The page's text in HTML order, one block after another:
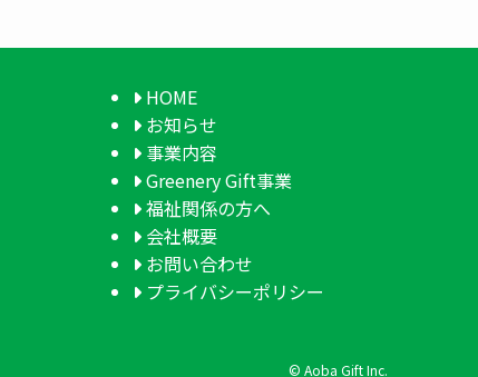
HOME
お知らせ
事業内容
Greenery Gift事業
福祉関係の方へ
会社概要
お問い合わせ
プライバシーポリシー
© Aoba Gift Inc.